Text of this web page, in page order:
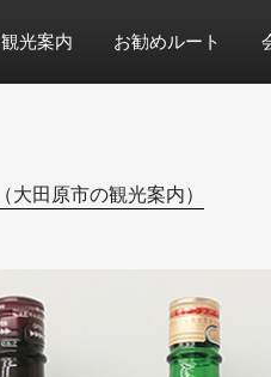
観光案内 お勧めルート
（大田原市の観光案内）